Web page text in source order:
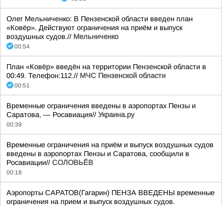
Олег Мельниченко: В Пензенской области введен план
«Ковёр». Действуют ограничения на приём и выпуск
воздушных судов.// Мельниченко
00:54
План «Ковёр» введён на территории Пензенской области в
00:49. Телефон:112.// МЧС Пензенской области
00:51
Временные ограничения введены в аэропортах Пензы и
Саратова, — Росавиация// Украина.ру
00:39
Временные ограничения на приём и выпуск воздушных судов
введены в аэропортах Пензы и Саратова, сообщили в
Росавиации// СОЛОВЬЁВ
00:18
Аэропорты САРАТОВ(Гагарин) ПЕНЗА ВВЕДЕНЫ временные
ограничения на прием и выпуск воздушных судов.